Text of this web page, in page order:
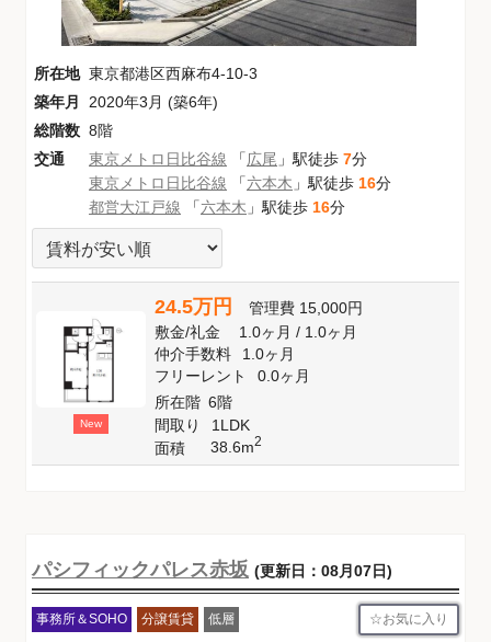
所在地 東京都港区西麻布4-10-3
築年月
2020年3月 (築6年)
総階数 8階
交通
東京メトロ日比谷線 「広尾 」駅徒歩 7分
東京メトロ日比谷線 「六本木 」駅徒歩 16分
都営大江戸線 「六本木 」駅徒歩 16分
New
24.5万円 管理費 15,000円
敷金/礼金 1.0ヶ月/ 1.0ヶ月
仲介手数料
1.0ヶ月
フリーレント
0.0ヶ月
所在階 6階
間取り
1LDK
面積
38.6m2
パシフィックパレス赤坂 (更新日：08月07日)
事務所＆SOHO 分譲賃貸 低層 お気に入り